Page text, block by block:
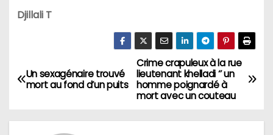
Djillali T
N
a
v
Crime crapuleux à la rue
lieutenant khelladi ‘’ un
homme poignardé à
mort avec un couteau
Un sexagénaire trouvé
mort au fond d’un puits